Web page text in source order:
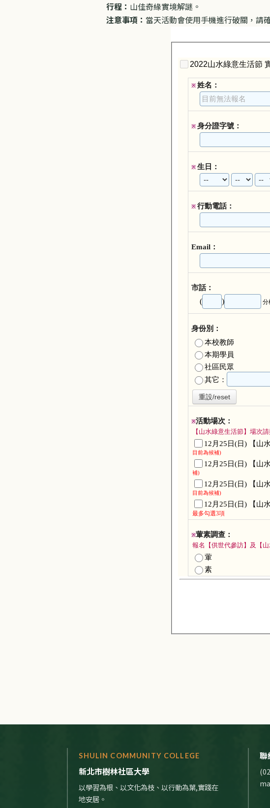
行程： 山佳奇緣實境解謎。
注意事項： 當天活動會使用手機進行破關，請
SHULIN COMMUNITY COLLEGE
新北市樹林社區大學
以學習為根、以文化為枝、以行動為葉,實踐在
地安居。
聯